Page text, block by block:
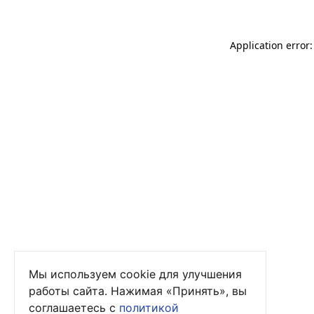
Application
Мы используем cookie для улучшения
работы сайта. Нажимая «Принять», вы
соглашаетесь с политикой